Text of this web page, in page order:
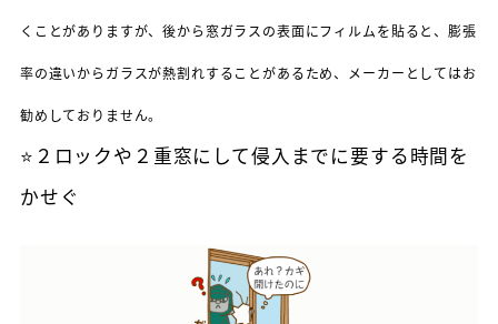
くことがありますが、後から窓ガラスの表面にフィルムを貼ると、膨張
率の違いからガラスが熱割れすることがあるため、メーカーとしてはお
勧めしておりません。
⭐２ロックや２重窓にして侵入までに要する時間を
かせぐ